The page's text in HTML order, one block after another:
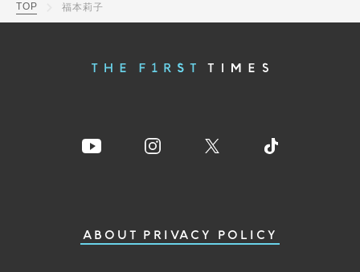
TOP 福本莉子
ABOUT PRIVACY POLICY